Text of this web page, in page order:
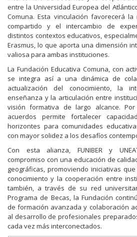
entre la Universidad Europea del
Comuna. Esta vinculación favorecerá
compartido y el intercambio de
distintos contextos educativos,
Erasmus, lo que aporta una dimensión
valiosa para ambas instituciones.
La Fundación Educativa Comuna, con
se integra así a una dinámica de
actualización del conocimiento, la
enseñanza y la articulación entre
visión formativa de largo alcance.
acuerdos permite fortalecer
horizontes para comunidades
con mayor solidez a los desafíos
Con esta alianza, FUNIBER y
compromiso con una educación de
geográficas, promoviendo iniciativas
conocimiento y la cooperación entre
también, a través de su red
Programa de Becas, la Fundación
de formación avanzada y colaboración
al desarrollo de profesionales
cada vez más interconectados.